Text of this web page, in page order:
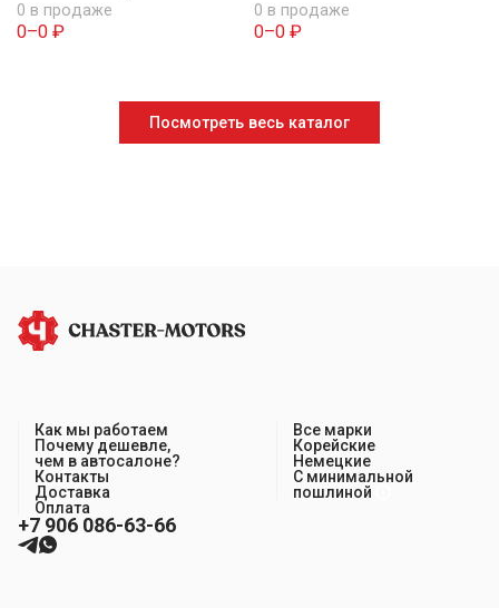
0 в продаже
0–0 ₽
0 в продаже
0–0 ₽
Посмотреть весь каталог
Как мы работаем
Почему дешевле,
чем в автосалоне?
Контакты
Доставка
Оплата
Все марки
Корейские
Немецкие
С минимальной
пошлиной
+7 906 086-63-66